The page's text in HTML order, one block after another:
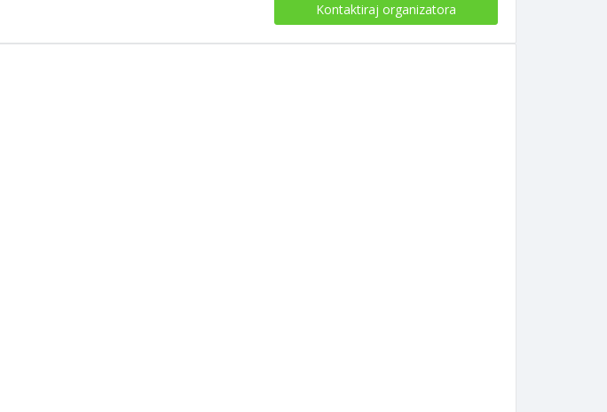
Kontaktiraj organizatora